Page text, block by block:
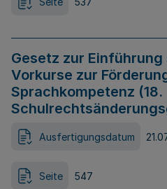
Gesetz zur
Vorkurse zur
Sprachkompetenz (18.
Ausfertigungsdatum
Seite 547